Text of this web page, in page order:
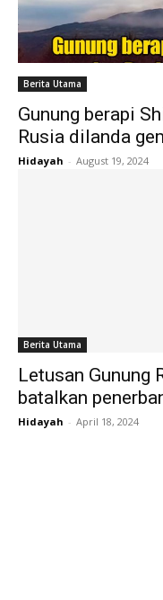
Berita Utama
Gunung berapi
Rusia dilanda
Hidayah - August 19, 2024
Berita Utama
Letusan Gunung
batalkan
Hidayah - April 18, 2024